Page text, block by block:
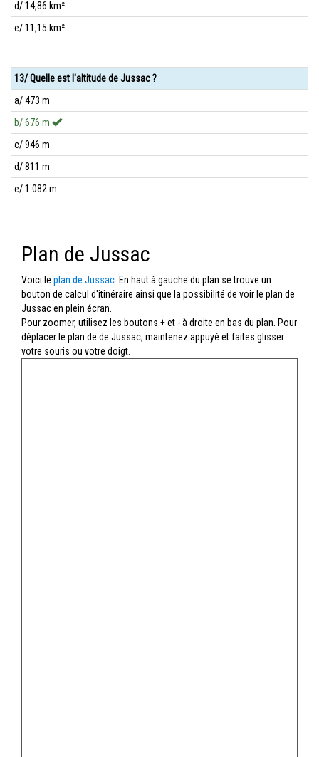
d/ 14,86 km²
e/ 11,15 km²
13/ Quelle est l'altitude de Jussac ?
a/ 473 m
b/ 676 m
c/ 946 m
d/ 811 m
e/ 1 082 m
Plan de Jussac
Voici le plan de Jussac . En haut à gauche du plan se trouve un
bouton de calcul d'itinéraire ainsi que la possibilité de voir le plan de
Jussac en plein écran.
Pour zoomer, utilisez les boutons + et - à droite en bas du plan. Pour
déplacer le plan de de Jussac, maintenez appuyé et faites glisser
votre souris ou votre doigt.